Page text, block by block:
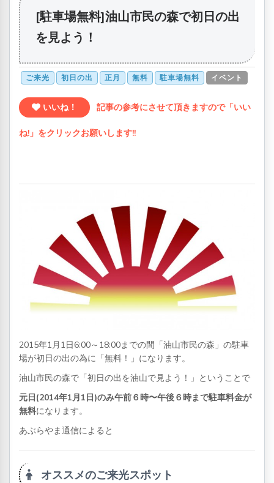
[駐車場無料]油山市民の森で初日の出
を見よう！
ご来光 初日の出 正月 無料 駐車場無料 イベント
いいね！ 記事の参考にさせて頂きますので「いい
ね!」をクリックお願いします!!
2015年1月1日6:00～18:00までの間「油山市民の森」の駐車
場が初日の出の為に「無料！」になります。
油山市民の森で「初日の出を油山で見よう！」ということで
元日(2014年1月1日)のみ午前６時〜午後６時まで駐車料金が
無料になります。
あぶらやま通信によると
オススメのご来光スポット